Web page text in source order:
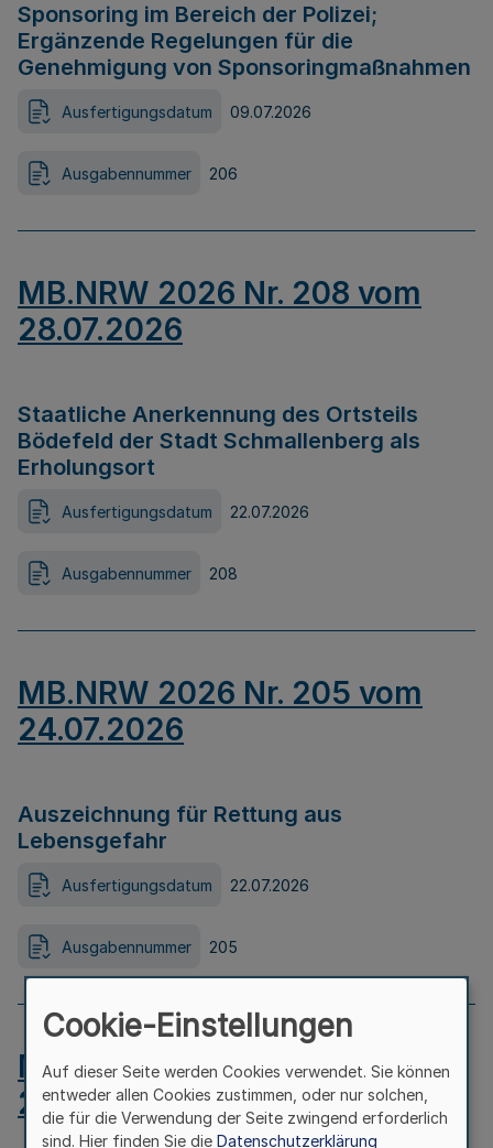
Sponsoring im Bereich der Polizei;
Ergänzende Regelungen für die
Genehmigung von Sponsoringmaßnahmen
Ausfertigungsdatum 09.07.2026
Ausgabennummer 206
MB.NRW 2026 Nr. 208 vom
28.07.2026
Staatliche Anerkennung des Ortsteils
Bödefeld der Stadt Schmallenberg als
Erholungsort
Ausfertigungsdatum 22.07.2026
Ausgabennummer 208
MB.NRW 2026 Nr. 205 vom
24.07.2026
Auszeichnung für Rettung aus
Lebensgefahr
Ausfertigungsdatum 22.07.2026
Ausgabennummer 205
MB.NRW 2026 Nr. 204 vom
24.07.2026
Cookie-Einstellungen
Auf dieser Seite werden Cookies verwendet. Sie können
entweder allen Cookies zustimmen, oder nur solchen,
die für die Verwendung der Seite zwingend erforderlich
sind. Hier finden Sie die Datenschutzerklärung